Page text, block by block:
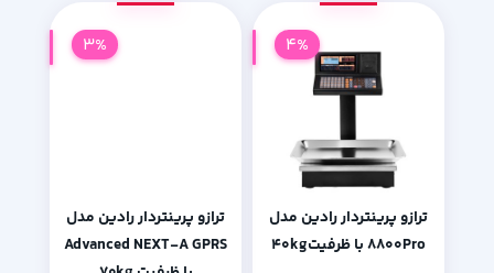
ترازو پرینتردار رادین مدل
۸۸۰۰Pro با ظرفیت۴۰kg
4%
ترازو پرینتردار رادین مدل
Advanced NEXT-A GPRS
3%